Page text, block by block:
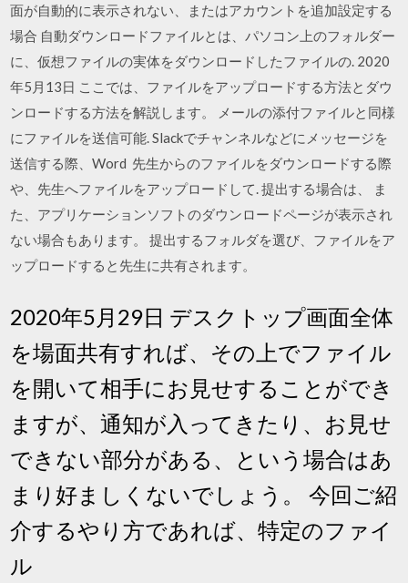
面が自動的に表示されない、またはアカウントを追加設定する
場合 自動ダウンロードファイルとは、パソコン上のフォルダー
に、仮想ファイルの実体をダウンロードしたファイルの. 2020
年5月13日 ここでは、ファイルをアップロードする方法とダウ
ンロードする方法を解説します。 メールの添付ファイルと同様
にファイルを送信可能. Slackでチャンネルなどにメッセージを
送信する際、Word 先生からのファイルをダウンロードする際
や、先生へファイルをアップロードして. 提出する場合は、 ま
た、アプリケーションソフトのダウンロードページが表示され
ない場合もあります。 提出するフォルダを選び、ファイルをア
ップロードすると先生に共有されます。
2020年5月29日 デスクトップ画面全体
を場面共有すれば、その上でファイル
を開いて相手にお見せすることができ
ますが、通知が入ってきたり、お見せ
できない部分がある、という場合はあ
まり好ましくないでしょう。 今回ご紹
介するやり方であれば、特定のファイ
ル